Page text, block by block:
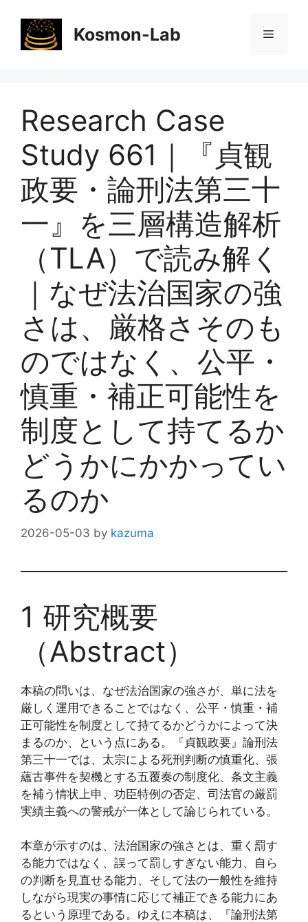
Kosmon-Lab メ
Research Case
Study 661｜『貞観
政要・論刑法第三十
一』を三層構造解析
（TLA）で読み解く
｜なぜ法治国家の強
さは、厳格さそのも
のではなく、公平・
慎重・補正可能性を
制度として持てるか
どうかにかかってい
るのか
2026-05-03 by kazuma
1 研究概要
（Abstract）
本稿の問いは、なぜ法治国家の強さが、単に法を
厳しく運用できることではなく、公平・慎重・補
正可能性を制度として持てるかどうかによって決
まるのか、という点にある。『貞観政要』論刑法
第三十一では、太宗による死刑判断の慎重化、張
蘊古事件を契機とする五覆奏の制度化、条文主義
を補う情状上申、功臣特例の否定、司法官の厳罰
実績主義への警戒が一体として論じられている。
本章が示すのは、法治国家の強さとは、重く罰す
る能力ではなく、誤って罰しすぎない能力、自ら
の判断を見直せる能力、そして法の一般性を維持
しながら現実の事情に応じて補正できる能力にあ
るという原理である。ゆえに本稿は、『論刑法第